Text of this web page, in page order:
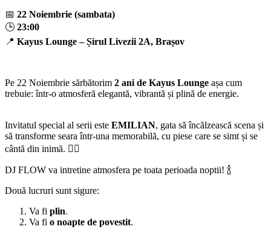
📅 22 Noiembrie (sambata)
🕒 23:00
📍 Kayus Lounge – Șirul Livezii 2A, Brașov
Pe 22 Noiembrie sărbătorim 2 ani de Kayus Lounge așa cum
trebuie: într-o atmosferă elegantă, vibrantă și plină de energie.
Invitatul special al serii este EMILIAN, gata să încălzească scena și
să transforme seara într-una memorabilă, cu piese care se simt și se
cântă din inimă. ❤️‍🔥
DJ FLOW va intretine atmosfera pe toata perioada noptii! 🍾
Două lucruri sunt sigure:
Va fi plin.
Va fi o noapte de povestit.